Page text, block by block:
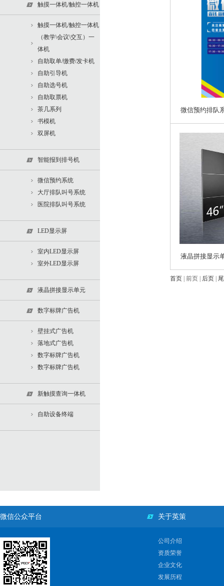
触摸一体机/触控一体机
触摸一体机/触控一体机
（教学\会议\交互）一
体机
自助取单/缴费/发卡机
自助引导机
自助选号机
自助取票机
茶几系列
书模机
双屏机
智能报到排号机
微信预约系统
大厅排队叫号系统
医院排队叫号系统
LED显示屏
室内LED显示屏
室外LED显示屏
液晶拼接显示单元
数字标牌广告机
壁挂式广告机
落地式广告机
数字标牌广告机
数字标牌广告机
新触摸查询一体机
自助设备终端
微信预约排队
液晶拼接显示
首页 | 前页 | 后页
微信公众平台 关于英策
公司介绍
资质荣誉
企业文化
发展历程